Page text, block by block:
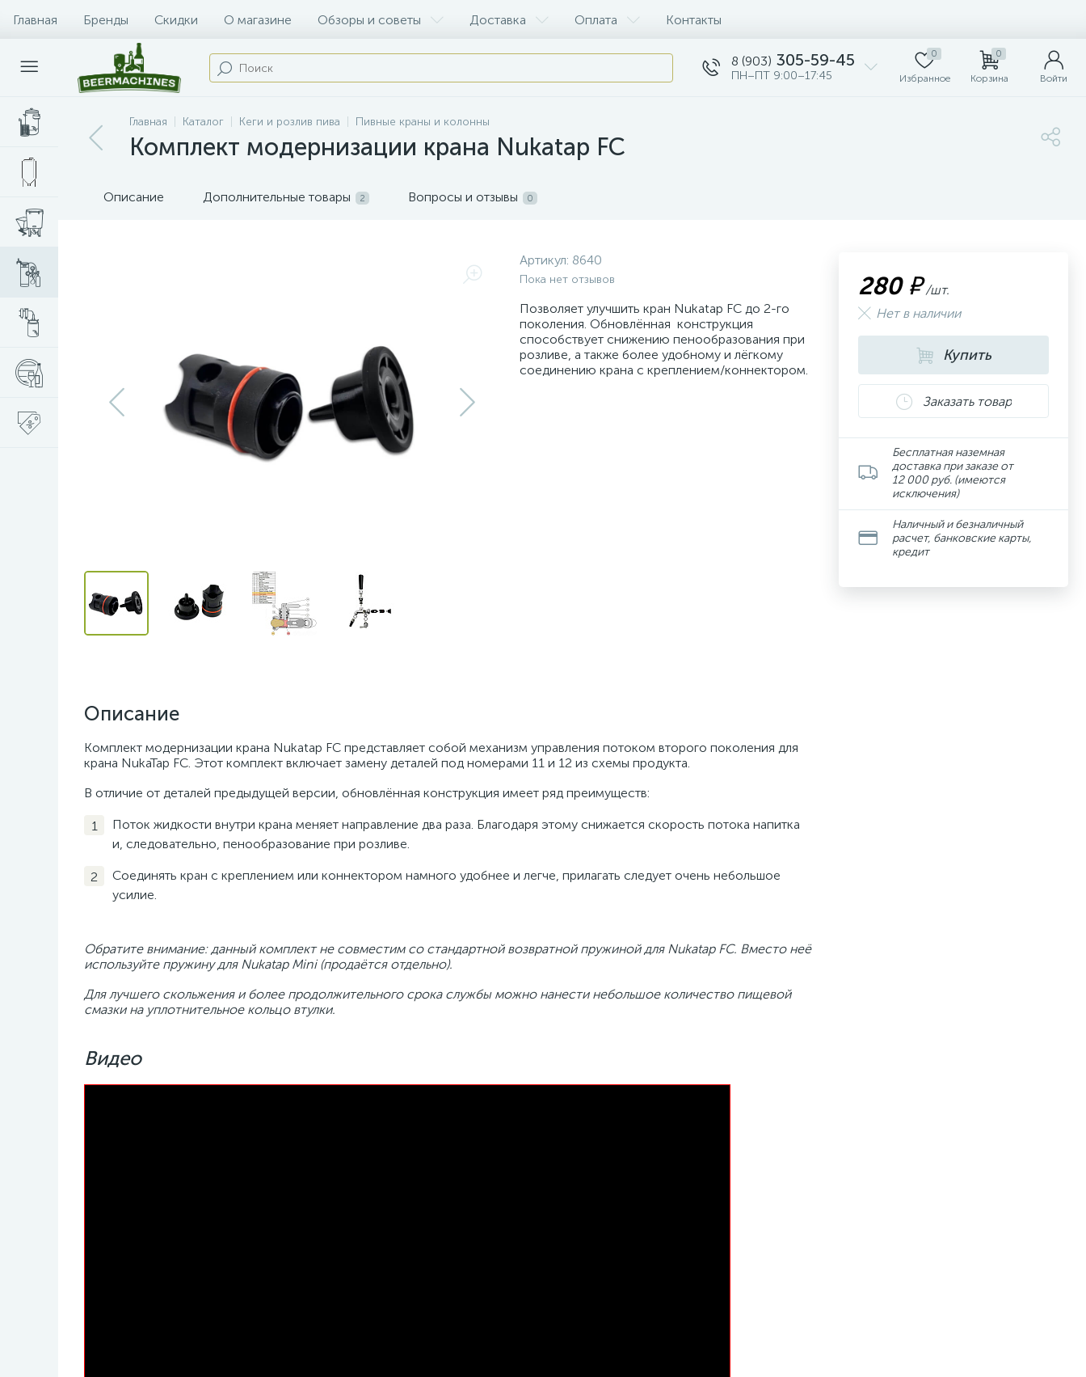
Главная Бренды Скидки О магазине Обзоры и советы Доставка Оплата Контакты
8 (903) 305-59-45
ПН–ПТ 9:00–17:45
0
Избранное
0
Корзина Войти
Главная Каталог Кеги и розлив пива Пивные краны и колонны
Комплект модернизации крана Nukatap FC
Описание Дополнительные товары 2 Вопросы и отзывы 0
Артикул: 8640
Пока нет отзывов
Позволяет улучшить кран Nukatap FC до 2-го
поколения. Обновлённая конструкция
способствует снижению пенообразования при
розливе, а также более удобному и лёгкому
соединению крана с креплением/коннектором.
Описание
Комплект модернизации крана Nukatap FC представляет собой механизм управления потоком второго поколения для
крана NukaTap FC. Этот комплект включает замену деталей под номерами 11 и 12 из схемы продукта.
В отличие от деталей предыдущей версии, обновлённая конструкция имеет ряд преимуществ:
Поток жидкости внутри крана меняет направление два раза. Благодаря этому снижается скорость потока напитка
и, следовательно, пенообразование при розливе.
Соединять кран с креплением или коннектором намного удобнее и легче, прилагать следует очень небольшое
усилие.
Обратите внимание:данный комплект не совместим со стандартной возвратной пружиной для Nukatap FC. Вместо неё
используйте пружину для Nukatap Mini (продаётся отдельно).
Для лучшего скольжения и более продолжительного срока службы можно нанести небольшое количество пищевой
смазки на уплотнительное кольцо втулки.
Видео
280 ₽ /шт.
Нет в наличии
Купить
Заказать товар
Бесплатная наземная
доставка при заказе от
12 000 руб. (имеются
исключения)
Наличный и безналичный
расчет, банковские карты,
кредит